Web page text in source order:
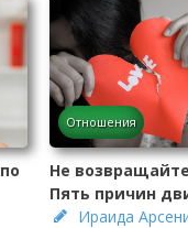
Отношения
Не
Пять причин
Ираида